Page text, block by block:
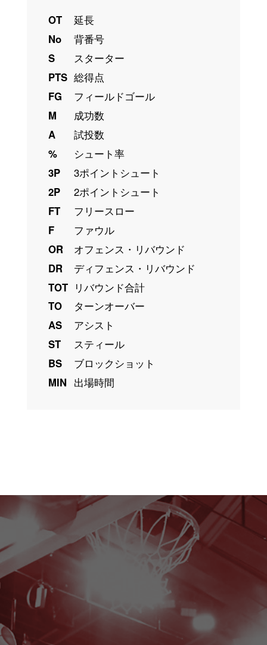
OT
延長
No
背番号
S
スターター
PTS 総得点
FG
フィールドゴール
M
成功数
A
試投数
%
シュート率
3P
3ポイントシュート
2P
2ポイントシュート
FT
フリースロー
F
ファウル
OR
オフェンス・リバウンド
DR
ディフェンス・リバウンド
TOT リバウンド合計
TO
ターンオーバー
AS
アシスト
ST
スティール
BS
ブロックショット
MIN 出場時間